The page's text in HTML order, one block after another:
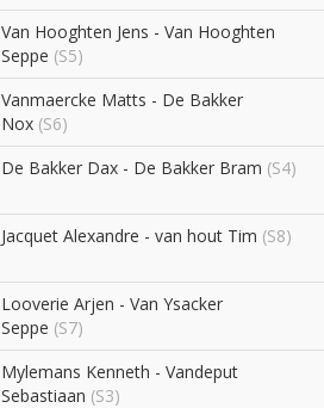
Van Hooghten Jens - Van Hooghten
Seppe (S5)
Vanmaercke Matts - De Bakker
Nox (S6)
De Bakker Dax - De Bakker Bram (S4)
Jacquet Alexandre - van hout Tim (S8)
Looverie Arjen - Van Ysacker
Seppe (S7)
Mylemans Kenneth - Vandeput
Sebastiaan (S3)